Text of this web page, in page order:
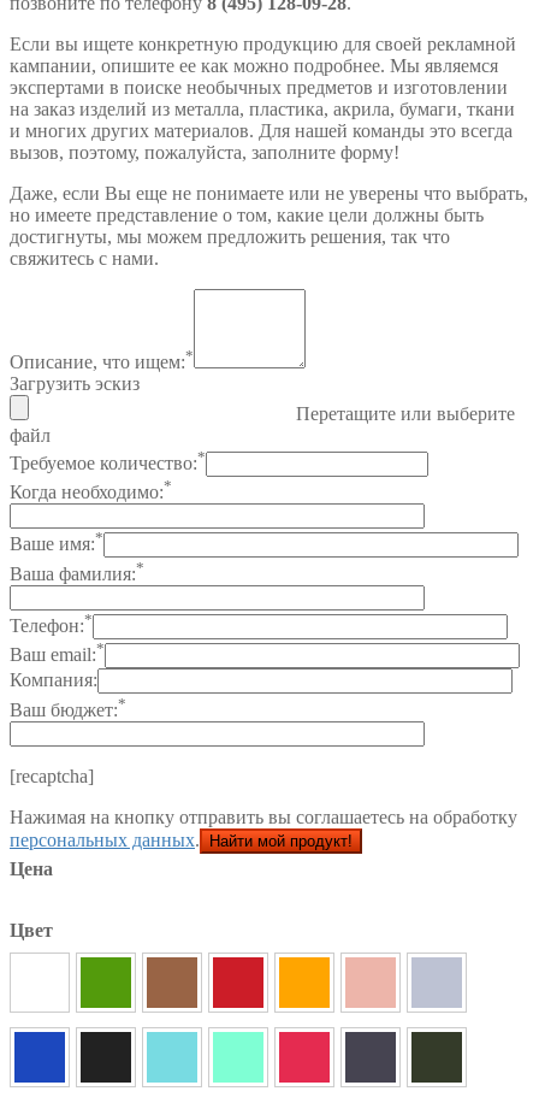
Если вы ищете конкретную продукцию для своей рекламной
кампании, опишите ее как можно подробнее. Мы являемся
экспертами в поиске необычных предметов и изготовлении
на заказ изделий из металла, пластика, акрила, бумаги, ткани
и многих других материалов. Для нашей команды это всегда
вызов, поэтому, пожалуйста, заполните форму!
Даже, если Вы еще не понимаете или не уверены что выбрать,
но имеете представление о том, какие цели должны быть
достигнуты, мы можем предложить решения, так что
свяжитесь с нами.
Описание, что ищем:*
Загрузить эскиз
Перетащите или выберите
файл
Требуемое количество:*
Когда необходимо:*
Ваше имя:*
Ваша фамилия:*
Телефон:*
Ваш email:*
Компания:
Ваш бюджет:*
[recaptcha]
Нажимая на кнопку отправить вы соглашаетесь на обработку
персональных данных.
Цена
Цвет